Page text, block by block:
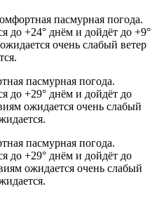
пасмурная погода.
до +24° днём и дойдёт до +9°
очень слабый ветер
пасмурная погода.
до +29° днём и дойдёт до
ожидается очень слабый
пасмурная погода.
до +29° днём и дойдёт до
ожидается очень слабый